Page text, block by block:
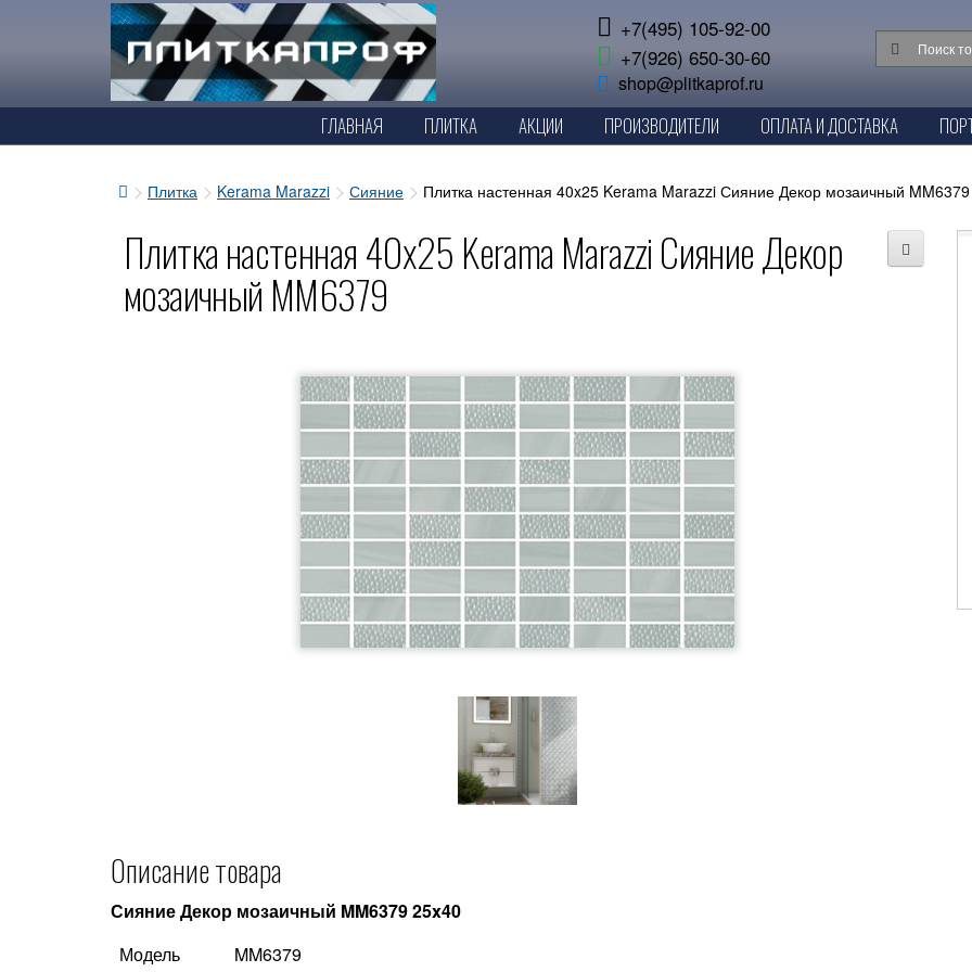
+7(495) 105-92-00
+7(926) 650-30-60
shop@plitkaprof.ru
ГЛАВНАЯ ПЛИТКА АКЦИИ ПРОИЗВОДИТЕЛИ ОПЛАТА И ДОСТАВКА
Плитка Kerama Marazzi Сияние Плитка настенная 40x25 Kerama Marazzi Сияние Декор мозаичный MM6379
Плитка настенная 40x25 Kerama Marazzi Сияние Декор
мозаичный MM6379
Описание товара
Сияние Декор мозаичный MM6379 25x40
Модель
MM6379